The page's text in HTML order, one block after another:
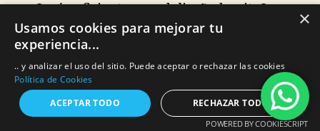
… ¿Será suficiente con el diseño bonito?
CONSEGUIR TRANSMITIR UNA
OFERTA CLARA Y POTENCIAR
LA IMAGEN DE MARCA, SUELEN
×
Usamos cookies para mejorar tu
experiencia...
.. y analizar el uso del sitio. Puede aceptar o rechazar las cookies
Política de Cookies
ACEPTAR TODO
RECHAZAR TODO
POWERED BY COOKIESCRIPT